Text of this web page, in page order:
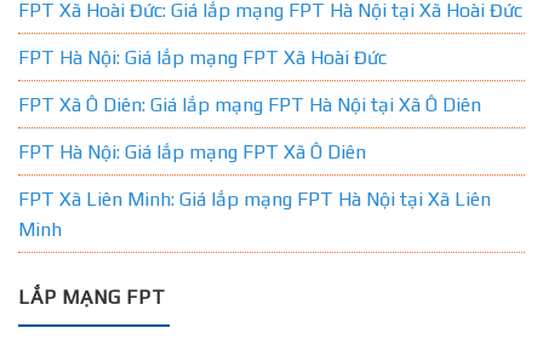
FPT Xã Hoài Đức: Giá lắp mạng FPT Hà Nội tại Xã Hoài Đức
FPT Hà Nội: Giá lắp mạng FPT Xã Hoài Đức
FPT Xã Ô Diên: Giá lắp mạng FPT Hà Nội tại Xã Ô Diên
FPT Hà Nội: Giá lắp mạng FPT Xã Ô Diên
FPT Xã Liên Minh: Giá lắp mạng FPT Hà Nội tại Xã Liên
Minh
LẮP MẠNG FPT